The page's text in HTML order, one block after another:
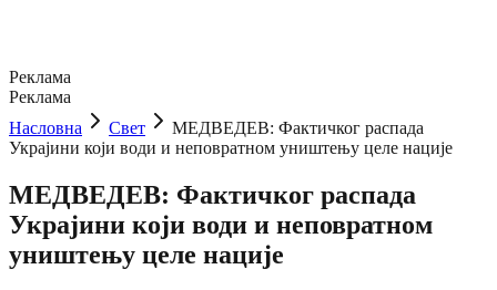
Реклама
Реклама
Насловна
Свет
МЕДВЕДЕВ: Фактичког распада
Украјини који води и неповратном уништењу целе нације
МЕДВЕДЕВ: Фактичког распада
Украјини који води и неповратном
уништењу целе нације